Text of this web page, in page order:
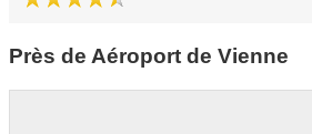
Près de Aéroport de Vienne